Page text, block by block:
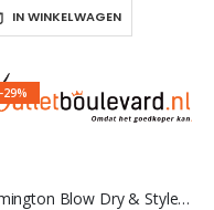
IN WINKELWAGEN
-29%
Remington Blow Dry & Style – 1000 Watt Föhnborstel AS7500